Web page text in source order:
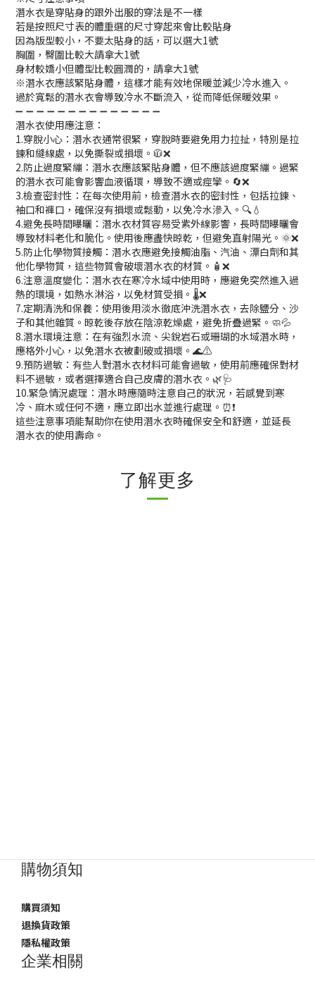
潛水衣是穿貼身的跟外出服的穿法是不一樣
若是按照尺寸表的體重選的尺寸穿起來會比較貼身
因為版型較小，不要太貼身的話，可以選大1號
胸圍，臀圍比較大請拿大1號
身材較嬌小但體型比較圓潤的，請拿大1號
※潛水衣應該緊貼身體，這樣才能有效地保暖並減少冷水進入。
過於寬鬆的潛水衣會導致冷水不斷流入，從而降低保暖效果。
➖ ➖ ➖ ➖ ➖ ➖ ➖ ➖ ➖ ➖ ➖ ➖ ➖ ➖
潛水衣使用應注意：
1.穿脫小心：潛水衣通常很緊，穿脫時要避免用力拉扯，特別是拉
鍊和縫線處，以免撕裂或損壞。🧥❌
2.防止過度緊繃：潛水衣應該緊貼身體，但不應該過度緊繃。過緊
的潛水衣可能會影響血液循環，導致不適或痙攣。🔄❌
3.檢查密封性：在每次使用前，檢查潛水衣的密封性，包括拉鍊、
袖口和褲口，確保沒有損壞或鬆動，以免冷水滲入。🔍💧
4.避免長時間曝曬：潛水衣材質容易受紫外線影響，長時間曝曬會
導致材料老化和脆化。使用後應盡快晾乾，但避免直射陽光。🌞❌
5.防止化學物質接觸：潛水衣應避免接觸油脂、汽油、漂白劑和其
他化學物質，這些物質會破壞潛水衣的材質。🧴❌
6.注意溫度變化：潛水衣在寒冷水域中使用時，應避免突然進入過
熱的環境，如熱水淋浴，以免材質受損。🌡️❌
7.定期清洗和保養：使用後用淡水徹底沖洗潛水衣，去除鹽分、沙
子和其他雜質。晾乾後存放在陰涼乾燥處，避免折疊過緊。🧼💦
8.潛水環境注意：在有強烈水流、尖銳岩石或珊瑚的水域潛水時，
應格外小心，以免潛水衣被劃破或損壞。🌊⚠️
9.預防過敏：有些人對潛水衣材料可能會過敏，使用前應確保對材
料不過敏，或者選擇適合自己皮膚的潛水衣。🌿🩺
10.緊急情況處理：潛水時應隨時注意自己的狀況，若感覺到寒
冷、麻木或任何不適，應立即出水並進行處理。⏰❗
這些注意事項能幫助你在使用潛水衣時確保安全和舒適，並延長
潛水衣的使用壽命。
了解更多
購物須知
購買須知
退換貨政策
隱私權政策
企業相關